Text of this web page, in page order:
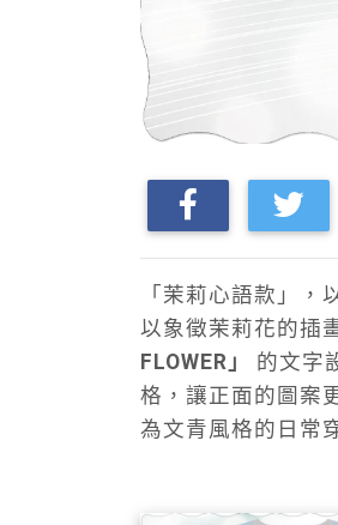
「茉莉心語款」，
以象徵茉莉花的插
FLOWER」
的文字
格，讓正面的圖案
為文青風格的日常